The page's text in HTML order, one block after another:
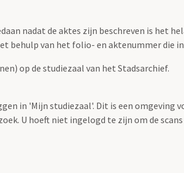
nadat de aktes zijn beschreven is het
behulp van het folio- en aktenummer die
op de studiezaal van het Stadsarchief.
in 'Mijn studiezaal'. Dit is een omgeving
U hoeft niet ingelogd te zijn om de